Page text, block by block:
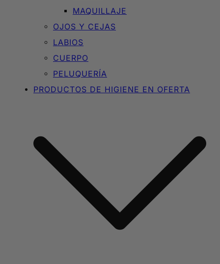
MAQUILLAJE
OJOS Y CEJAS
LABIOS
CUERPO
PELUQUERÍA
PRODUCTOS DE HIGIENE EN OFERTA